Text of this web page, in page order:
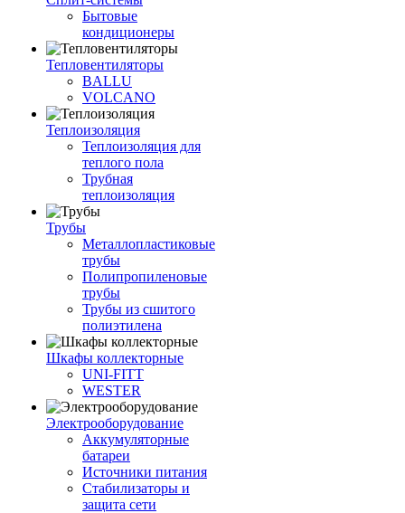
Бытовые
кондиционеры
Тепловентиляторы
BALLU
VOLCANO
Теплоизоляция
Теплоизоляция для
теплого пола
Трубная
теплоизоляция
Трубы
Металлопластиковые
трубы
Полипропиленовые
трубы
Трубы из сшитого
полиэтилена
Шкафы коллекторные
UNI-FITT
WESTER
Электрооборудование
Аккумуляторные
батареи
Источники питания
Стабилизаторы и
защита сети